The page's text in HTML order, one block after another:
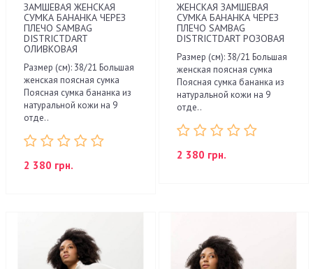
ЗАМШЕВАЯ ЖЕНСКАЯ
СУМКА БАНАНКА ЧЕРЕЗ
ПЛЕЧО SAMBAG
DISTRICTDART
ОЛИВКОВАЯ
Размер (см): 38/21 Большая
женская поясная сумка
Поясная сумка бананка из
натуральной кожи на 9
отде..
2 380 грн.
ЖЕНСКАЯ ЗАМШЕВАЯ
СУМКА БАНАНКА ЧЕРЕЗ
ПЛЕЧО SAMBAG
DISTRICTDART РОЗОВАЯ
Размер (см): 38/21 Большая
женская поясная сумка
Поясная сумка бананка из
натуральной кожи на 9
отде..
2 380 грн.